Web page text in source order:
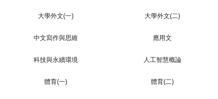
大學外文(一)
中文寫作與思維
科技與永續環境
體育(一)
大學外文(二)
應用文
人工智慧概論
體育(二)